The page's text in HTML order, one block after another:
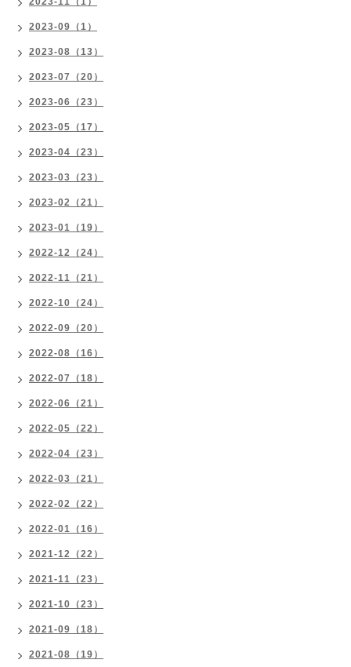
2023-09（1）
2023-08（13）
2023-07（20）
2023-06（23）
2023-05（17）
2023-04（23）
2023-03（23）
2023-02（21）
2023-01（19）
2022-12（24）
2022-11（21）
2022-10（24）
2022-09（20）
2022-08（16）
2022-07（18）
2022-06（21）
2022-05（22）
2022-04（23）
2022-03（21）
2022-02（22）
2022-01（16）
2021-12（22）
2021-11（23）
2021-10（23）
2021-09（18）
2021-08（19）